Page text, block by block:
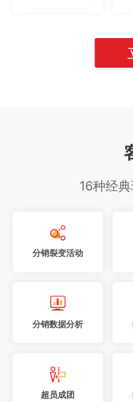
16种经
分销裂变活动
分销数据分析
超员成团